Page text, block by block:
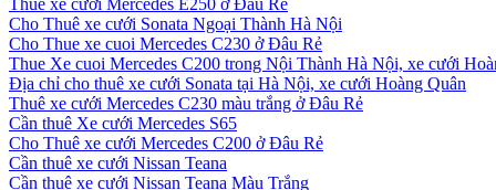
Thuê xe cưới Mercedes E250 ở Đâu Rẻ
Cho Thuê xe cưới Sonata Ngoại Thành Hà Nội
Cho Thue xe cuoi Mercedes C230 ở Đâu Rẻ
Thue Xe cuoi Mercedes C200 trong Nội Thành Hà Nội, xe cưới
Địa chỉ cho thuê xe cưới Sonata tại Hà Nội, xe cưới Hoàng Quân
Thuê xe cưới Mercedes C230 màu trắng ở Đâu Rẻ
Cần thuê Xe cưới Mercedes S65
Cho Thuê xe cưới Mercedes C200 ở Đâu Rẻ
Cần thuê xe cưới Nissan Teana
Cần thuê xe cưới Nissan Teana Màu Trắng